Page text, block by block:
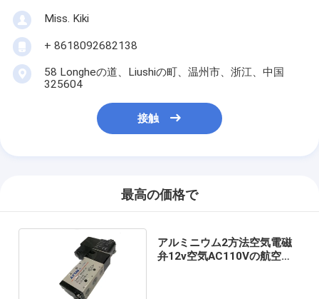
Miss. Kiki
+ 8618092682138
58 Longheの道、Liushiの町、温州市、浙江、中国
325604
接触
最高の価格で
アルミニウム2方法空気電磁
弁12v空気AC110Vの航空管